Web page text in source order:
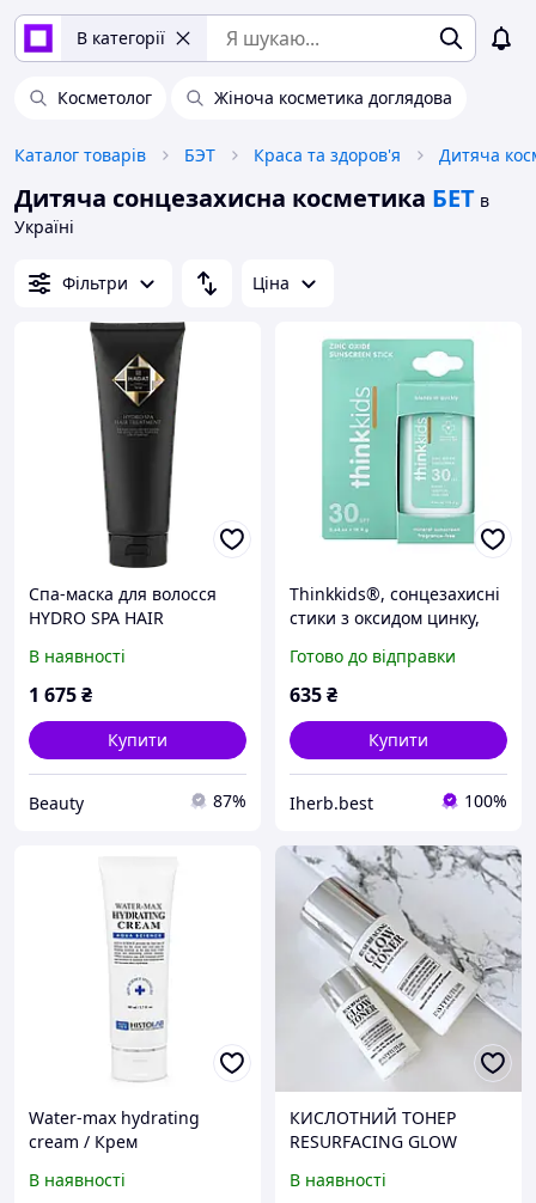
В категорії
Косметолог Жіноча косметика доглядова
Каталог товарів БЭТ Краса та здоров'я Дитяча
Дитяча сонцезахисна косметика БЕТ в
Україні
Фільтри Ціна
Спа-маска для волосся
HYDRO SPA HAIR
В наявності
1 675₴
Купити
Beauty 87%
Thinkkids®, сонцезахисні
стики з оксидом цинку,
ароматизаторів, 18,4 г
Готово до відправки
635₴
Купити
Iherb.best 100%
Water-max hydrating
cream / Крем
В наявності
КИСЛОТНИЙ ТОНЕР
RESURFACING GLOW
В наявності